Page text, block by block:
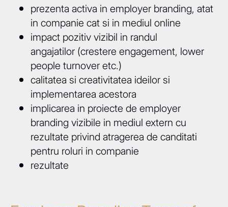
prezenta activa in employer branding, atat
in companie cat si in mediul online
impact pozitiv vizibil in randul
angajatilor (crestere engagement, lower
people turnover etc.)
calitatea si creativitatea ideilor si
implementarea acestora
implicarea in proiecte de employer
branding vizibile in mediul extern cu
rezultate privind atragerea de canditati
pentru roluri in companie
rezultate